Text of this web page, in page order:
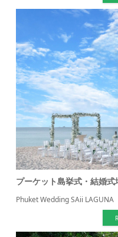
プーケット島挙式・結婚
Phuket Wedding SAii LAGUNA